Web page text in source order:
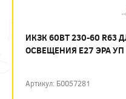
ИКЗК 60ВТ 230-60 R63
ОСВЕЩЕНИЯ Е27 ЭРА УП
Артикул: Б0057281